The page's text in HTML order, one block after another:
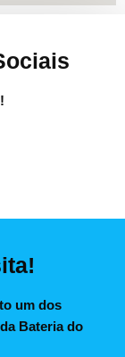
um dos
Bateria do